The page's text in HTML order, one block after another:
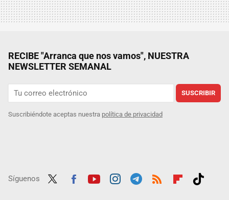
RECIBE "Arranca que nos vamos", NUESTRA
NEWSLETTER SEMANAL
SUSCRIBIR
Suscribiéndote aceptas nuestra política de privacidad
Síguenos